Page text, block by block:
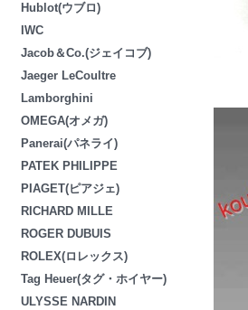
Hublot(ウブロ)
IWC
Jacob＆Co.(ジェイコブ)
Jaeger LeCoultre
Lamborghini
OMEGA(オメガ)
Panerai(パネライ)
PATEK PHILIPPE
PIAGET(ピアジェ)
RICHARD MILLE
ROGER DUBUIS
ROLEX(ロレックス)
Tag Heuer(タグ・ホイヤー)
ULYSSE NARDIN